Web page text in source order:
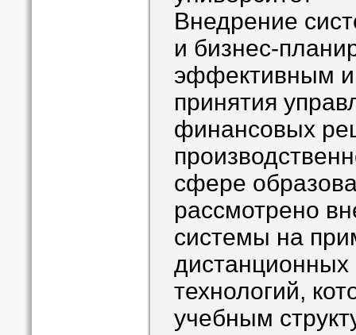
Внедрение
и бизнес-
эффективным
принятия
финансовых
сфере
рассмотрено
системы на
дистанционных
технологий,
учебным